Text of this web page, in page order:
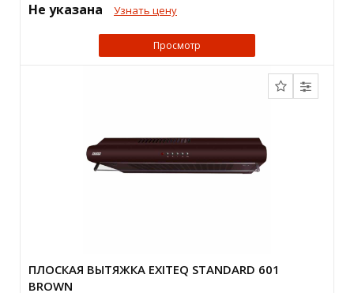
Не указана Узнать цену
Просмотр
ПЛОСКАЯ ВЫТЯЖКА EXITEQ STANDARD 601
BROWN